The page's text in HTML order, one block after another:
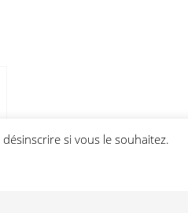
si vous le souhaitez.